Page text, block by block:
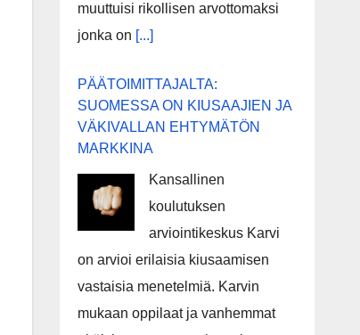
muuttuisi rikollisen arvottomaksi
jonka on [...]
PÄÄTOIMITTAJALTA:
SUOMESSA ON KIUSAAJIEN JA
VÄKIVALLAN EHTYMÄTÖN
MARKKINA
Kansallinen
koulutuksen
arviointikeskus Karvi
on arvioi erilaisia kiusaamisen
vastaisia menetelmiä. Karvin
mukaan oppilaat ja vanhemmat